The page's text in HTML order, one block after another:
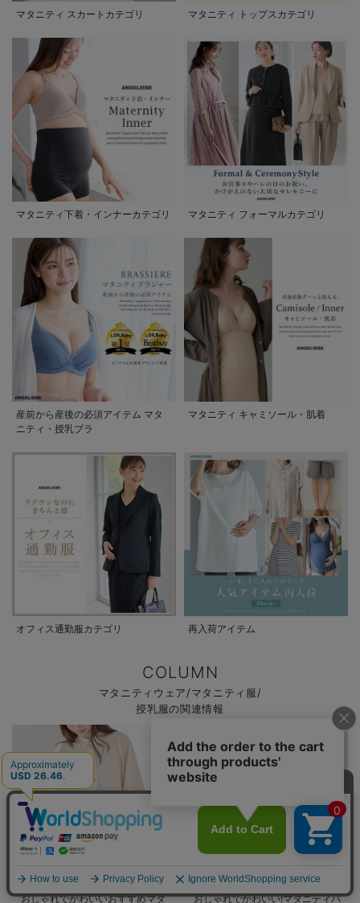
マタニティ スカートカテゴリ マタニティ トップスカテゴリ
マタニティ下着・インナーカテゴリ マタニティ フォーマルカテゴリ
産前から産後の必須アイテム マタ
ニティ・授乳ブラ
マタニティ キャミソール・肌着
オフィス通勤服カテゴリ 再入荷アイテム
COLUMN
マタニティウェア/マタニティ服/
授乳服の関連情報
おしゃれでかわいいおすすめマタ おしゃれでかわいい!マタニティパ